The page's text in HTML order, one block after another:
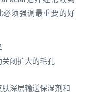
须强调最重要的好
闭扩大的毛孔
深层输送保湿剂和